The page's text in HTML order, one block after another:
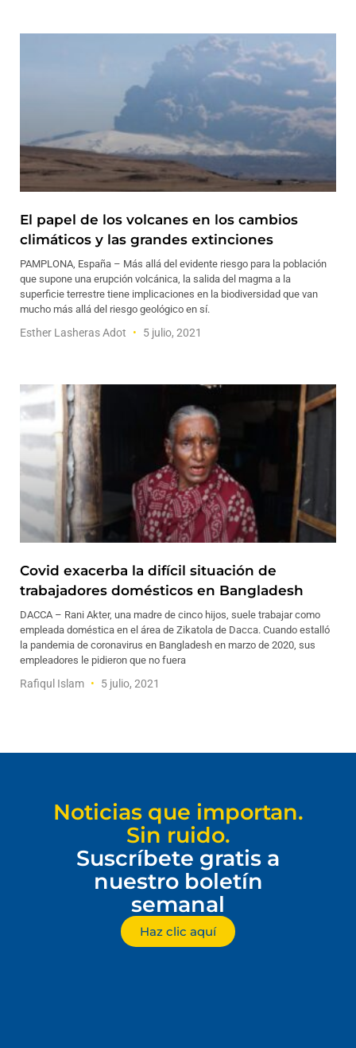
El papel de los volcanes en los cambios
climáticos y las grandes extinciones
PAMPLONA, España – Más allá del evidente riesgo para la población
que supone una erupción volcánica, la salida del magma a la
superficie terrestre tiene implicaciones en la biodiversidad que van
mucho más allá del riesgo geológico en sí.
Esther Lasheras Adot 5 julio, 2021
Covid exacerba la difícil situación de
trabajadores domésticos en Bangladesh
DACCA – Rani Akter, una madre de cinco hijos, suele trabajar como
empleada doméstica en el área de Zikatola de Dacca. Cuando estalló
la pandemia de coronavirus en Bangladesh en marzo de 2020, sus
empleadores le pidieron que no fuera
Rafiqul Islam 5 julio, 2021
Noticias que importan.
Sin ruido.
Suscríbete gratis a
nuestro boletín
semanal
Haz clic aquí